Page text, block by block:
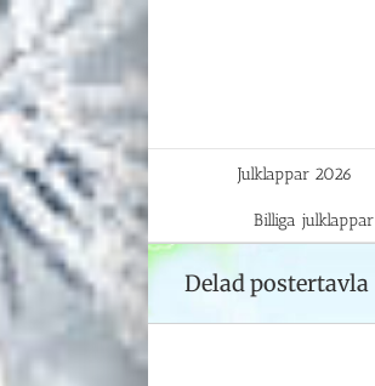
Fortsätt
innehållet
Julklappar 2026
Billiga julklappar
Delad postertavla